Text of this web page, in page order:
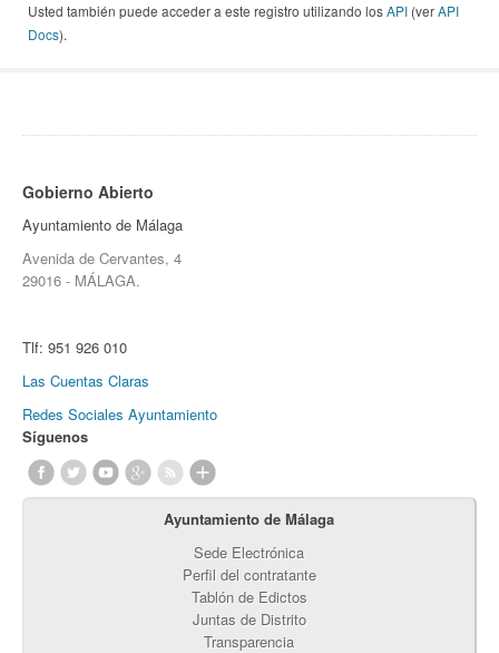
Usted también puede acceder a este registro utilizando losAPI (verAPI
Docs).
Gobierno Abierto
Ayuntamiento de Málaga
Avenida de Cervantes, 4
29016 - MÁLAGA.
Tlf: 951 926 010
Las Cuentas Claras
Redes Sociales Ayuntamiento
Síguenos
Ayuntamiento de Málaga
Sede Electrónica
Perfil del contratante
Tablón de Edictos
Juntas de Distrito
Transparencia